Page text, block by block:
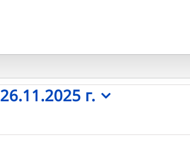
26.11.2025 г.